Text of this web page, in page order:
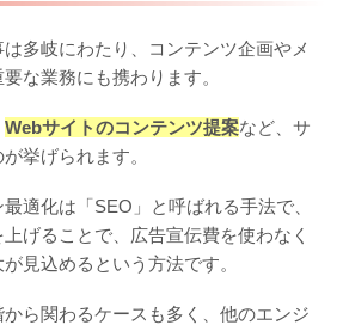
多岐にわたり、コンテンツ企画やメ
な業務にも携わります。
Webサイトのコンテンツ提案など、サ
挙げられます。
適化は「SEO」と呼ばれる手法で、
げることで、広告宣伝費を使わなく
見込めるという方法です。
ら関わるケースも多く、他のエンジ